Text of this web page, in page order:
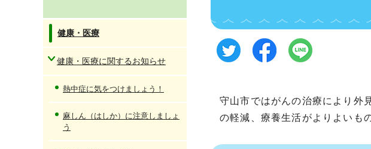
守山市ではがんの治療により外
の軽減、療養生活がよりよいも
健康・医療
健康・医療に関するお知らせ
熱中症に気をつけましょう！
麻しん（はしか）に注意しましょ
う